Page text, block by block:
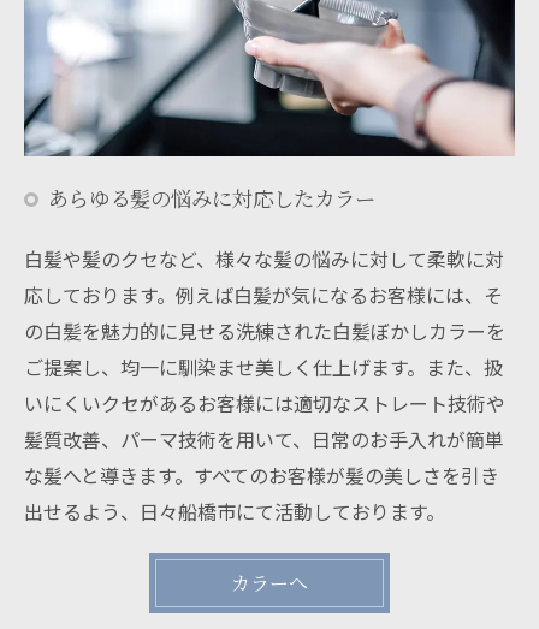
あらゆる髪の悩みに対応したカラー
白髪や髪のクセなど、様々な髪の悩みに対して柔軟に対
応しております。例えば白髪が気になるお客様には、そ
の白髪を魅力的に見せる洗練された白髪ぼかしカラーを
ご提案し、均一に馴染ませ美しく仕上げます。また、扱
いにくいクセがあるお客様には適切なストレート技術や
髪質改善、パーマ技術を用いて、日常のお手入れが簡単
な髪へと導きます。すべてのお客様が髪の美しさを引き
出せるよう、日々船橋市にて活動しております。
カラーへ